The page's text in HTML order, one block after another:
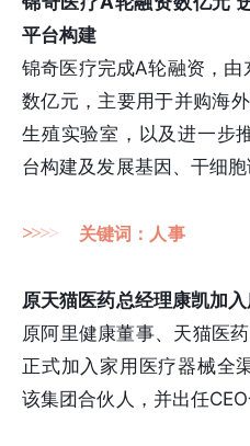
平台构建
锦奇医疗完成A轮融资，
数亿元，主要用于并购海
生殖实验室，以及进一步
台构建及发展基因、干细胞
>>>> 关键词：人事
原天猫医药总经理康凯加
原阿里健康董事、天猫医
正式加入家用医疗器械全
该集团合伙人，并出任CEO